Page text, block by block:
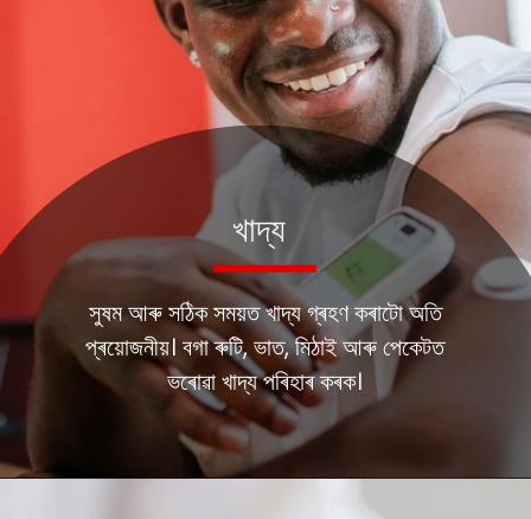
সুষম আৰু সঠিক সময়ত খাদ্য গ্ৰহণ কৰাটো অতি
প্ৰয়োজনীয়। বগা ৰুটি, ভাত, মিঠাই আৰু পেকেটত
ভৰোৱা খাদ্য পৰিহাৰ কৰক।
খাদ্য